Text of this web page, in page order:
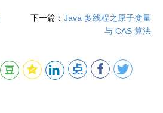
下一篇： Java 多线程之原子变量
与 CAS 算法